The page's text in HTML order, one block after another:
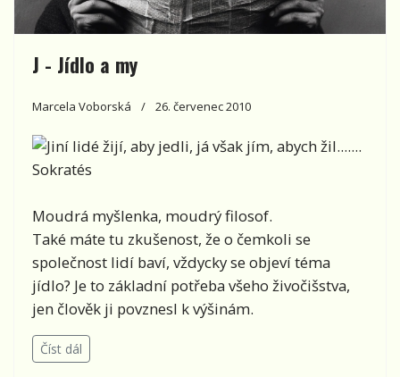
J - Jídlo a my
Marcela Voborská 26. červenec 2010
Jiní lidé žijí, aby jedli, já však jím, abych žil.......
Sokratés
Moudrá myšlenka, moudrý filosof.
Také máte tu zkušenost, že o čemkoli se
společnost lidí baví, vždycky se objeví téma
jídlo? Je to základní potřeba všeho živočišstva,
jen člověk ji povznesl k výšinám.
Číst dál